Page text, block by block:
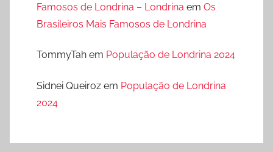
Famosos de Londrina – Londrina em Os
Brasileiros Mais Famosos de Londrina
TommyTah em População de Londrina 2024
Sidnei Queiroz em População de Londrina
2024